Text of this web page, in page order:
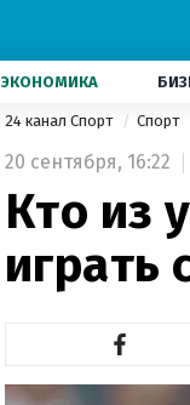
ЭКОНОМИКА
24 канал Спорт Спорт
20 сентября, 16:22
Кто из
играть